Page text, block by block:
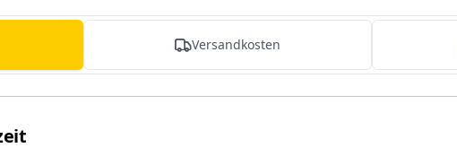
Versandkosten